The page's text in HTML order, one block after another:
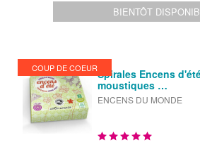
BIENTÔT
COUP DE COEURSpirales Encens
moustiques …
ENCENS DU MONDE